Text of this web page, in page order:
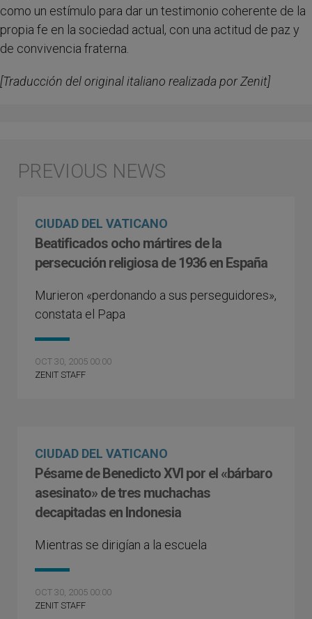
como un estímulo para dar un testimonio coherente de la
propia fe en la sociedad actual, con una actitud de paz y
de convivencia fraterna.
[Traducción del original italiano realizada por Zenit]
CIUDAD DEL VATICANO
Beatificados ocho mártires de la
persecución religiosa de 1936 en España
Murieron «perdonando a sus perseguidores»,
constata el Papa
OCT 30, 2005 00:00
ZENIT STAFF
CIUDAD DEL VATICANO
Pésame de Benedicto XVI por el «bárbaro
asesinato» de tres muchachas
decapitadas en Indonesia
Mientras se dirigían a la escuela
OCT 30, 2005 00:00
ZENIT STAFF